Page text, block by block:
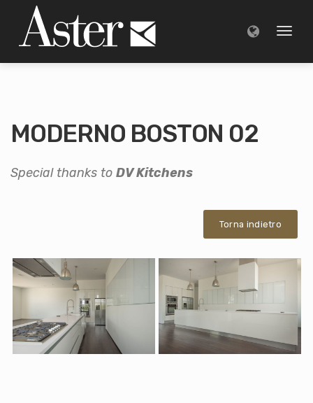
Toggle
MODERNO BOSTON 02
Special thanks to DV Kitchens
Torna indietro